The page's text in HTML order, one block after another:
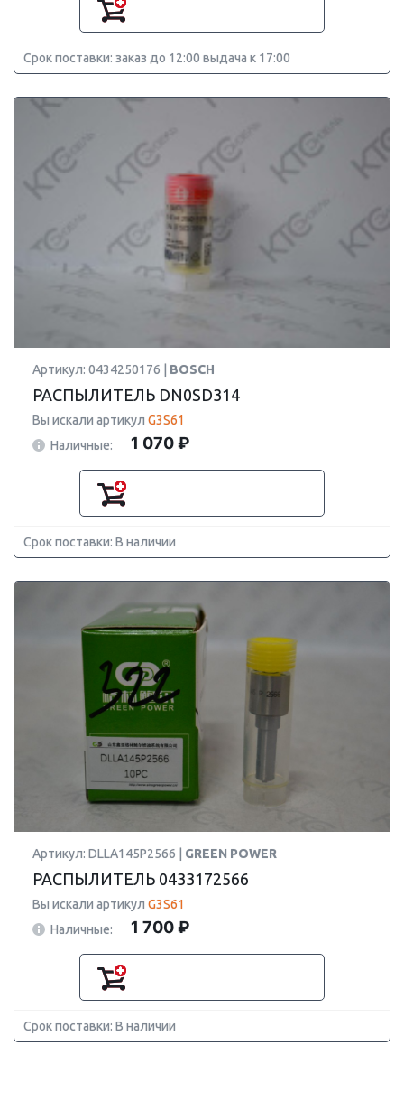
Срок поставки: заказ до 12:00 выдача к 17:00
Артикул: 0434250176 | BOSCH
РАСПЫЛИТЕЛЬ DN0SD314
Вы искали артикул G3S61
Наличные:
1 070 ₽
Срок поставки: В наличии
Артикул: DLLA145P2566 | GREEN POWER
РАСПЫЛИТЕЛЬ 0433172566
Вы искали артикул G3S61
Наличные:
1 700 ₽
Срок поставки: В наличии